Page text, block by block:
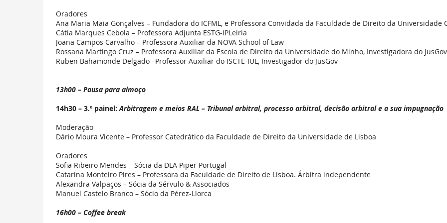
Oradores
Ana Maria Maia Gonçalves – Fundadora do ICFML, e Professora Convidada da Faculdade de Direito da Universidade
Cátia Marques Cebola – Professora Adjunta ESTG-IPLeiria
Joana Campos Carvalho – Professora Auxiliar da NOVA School of Law
Rossana Martingo Cruz – Professora Auxiliar da Escola de Direito da Universidade do Minho, Investigadora do JusGov
Ruben Bahamonde Delgado –Professor Auxiliar do ISCTE-IUL, Investigador do JusGov
13h00 – Pausa para almoço
14h30 – 3.º painel:Arbitragem e meios RAL – Tribunal arbitral, processo arbitral, decisão arbitral e a sua impugnação
Moderação
Dário Moura Vicente – Professor Catedrático da Faculdade de Direito da Universidade de Lisboa
Oradores
Sofia Ribeiro Mendes – Sócia da DLA Piper Portugal
Catarina Monteiro Pires – Professora da Faculdade de Direito de Lisboa. Árbitra independente
Alexandra Valpaços – Sócia da Sérvulo & Associados
Manuel Castelo Branco – Sócio da Pérez-Llorca
16h00 – Coffee break